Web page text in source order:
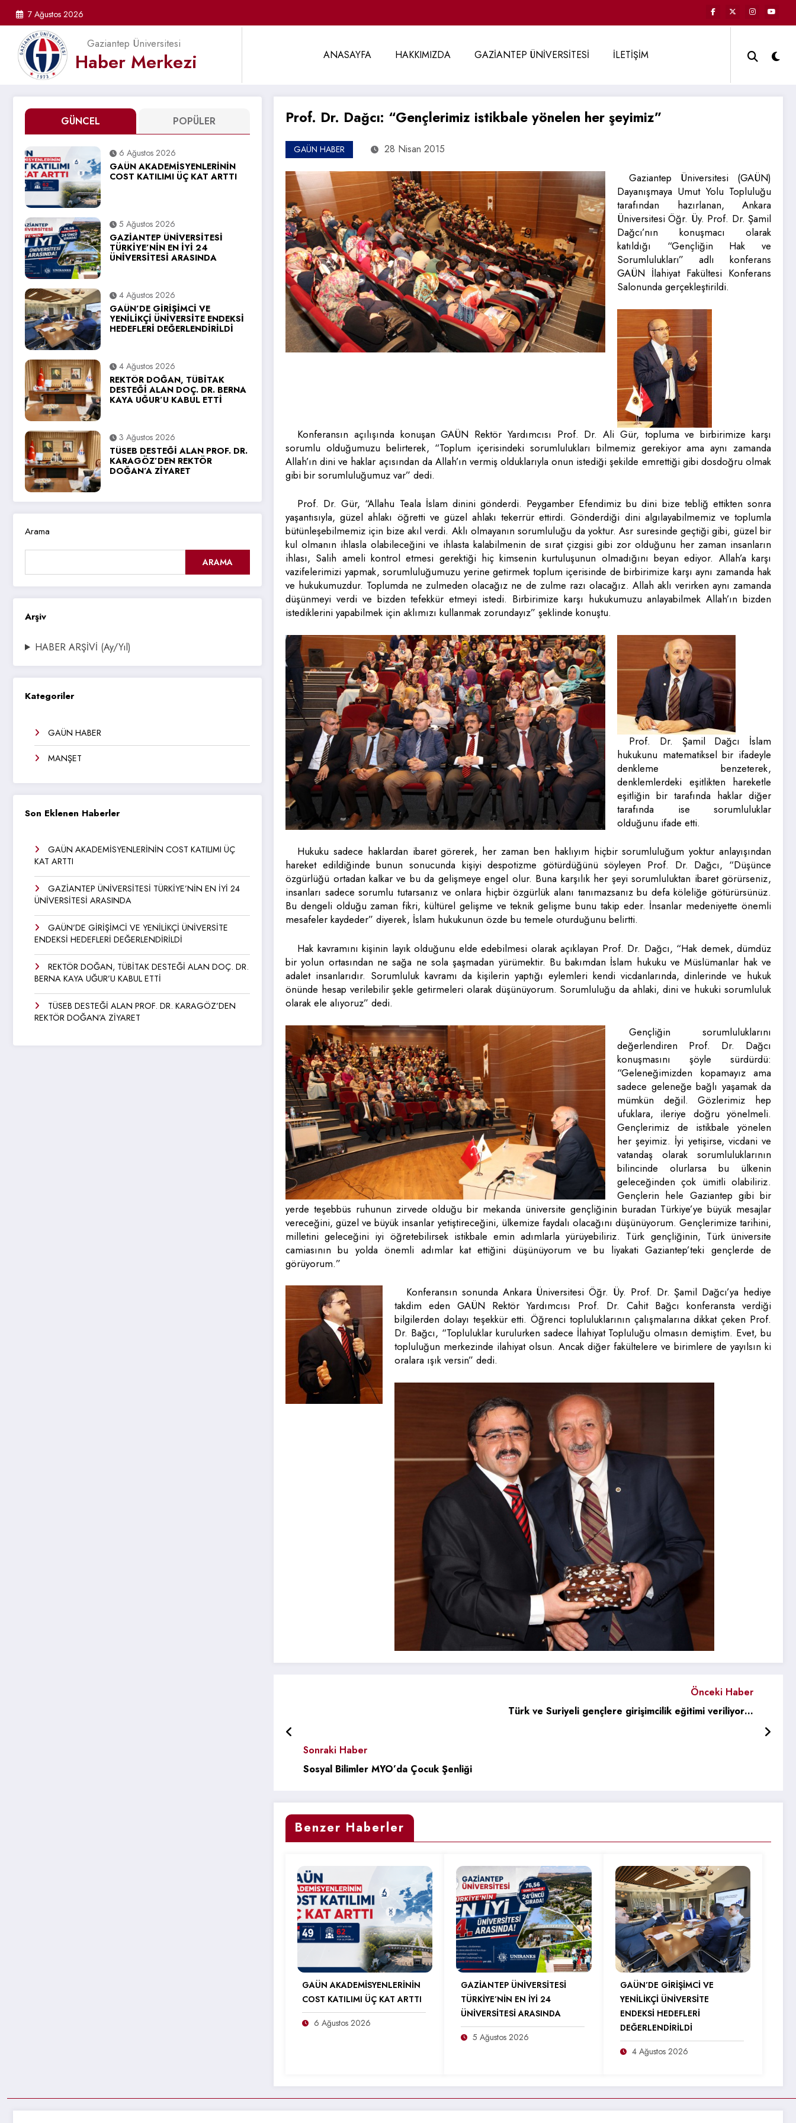
7 Ağustos 2026
Gaziantep Üniversitesi
Haber Merkezi ANASAYFA HAKKIMIZDA GAZİANTEP ÜNİVERSİTESİ İLETİŞİM
GÜNCEL POPÜLER
6 Ağustos 2026
GAÜN AKADEMİSYENLERİNİN
COST KATILIMI ÜÇ KAT ARTTI
5 Ağustos 2026
GAZİANTEP ÜNİVERSİTESİ
TÜRKİYE’NİN EN İYİ 24
ÜNİVERSİTESİ ARASINDA
4 Ağustos 2026
GAÜN’DE GİRİŞİMCİ VE
YENİLİKÇİ ÜNİVERSİTE ENDEKSİ
HEDEFLERİ DEĞERLENDİRİLDİ
4 Ağustos 2026
REKTÖR DOĞAN, TÜBİTAK
DESTEĞİ ALAN DOÇ. DR. BERNA
KAYA UĞUR’U KABUL ETTİ
3 Ağustos 2026
TÜSEB DESTEĞİ ALAN PROF. DR.
KARAGÖZ’DEN REKTÖR
DOĞAN’A ZİYARET
Arama
ARAMA
Arşiv
HABER ARŞİVİ (Ay/Yıl)
Kategoriler
GAÜN HABER
MANŞET
Son Eklenen Haberler
GAÜN AKADEMİSYENLERİNİN COST KATILIMI ÜÇ
KAT ARTTI
GAZİANTEP ÜNİVERSİTESİ TÜRKİYE’NİN EN İYİ 24
ÜNİVERSİTESİ ARASINDA
GAÜN’DE GİRİŞİMCİ VE YENİLİKÇİ ÜNİVERSİTE
ENDEKSİ HEDEFLERİ DEĞERLENDİRİLDİ
REKTÖR DOĞAN, TÜBİTAK DESTEĞİ ALAN DOÇ. DR.
BERNA KAYA UĞUR’U KABUL ETTİ
TÜSEB DESTEĞİ ALAN PROF. DR. KARAGÖZ’DEN
REKTÖR DOĞAN’A ZİYARET
Prof. Dr. Dağcı: “Gençlerimiz istikbale yönelen her şeyimiz”
GAÜN HABER 28 Nisan 2015
Gaziantep Üniversitesi (GAÜN)
Dayanışmaya Umut Yolu Topluluğu
tarafından hazırlanan, Ankara
Üniversitesi Öğr. Üy. Prof. Dr. Şamil
Dağcı’nın konuşmacı olarak
katıldığı “Gençliğin Hak ve
Sorumlulukları” adlı konferans
GAÜN İlahiyat Fakültesi Konferans
Salonunda gerçekleştirildi.
Konferansın açılışında konuşan GAÜN Rektör Yardımcısı Prof. Dr. Ali Gür, topluma ve birbirimize karşı
sorumlu olduğumuzu belirterek, “Toplum içerisindeki sorumlulukları bilmemiz gerekiyor ama aynı zamanda
Allah’ın dini ve haklar açısından da Allah’ın vermiş olduklarıyla onun istediği şekilde emrettiği gibi dosdoğru olmak
gibi bir sorumluluğumuz var” dedi.
Prof. Dr. Gür, “Allahu Teala İslam dinini gönderdi. Peygamber Efendimiz bu dini bize tebliğ ettikten sonra
yaşantısıyla, güzel ahlakı öğretti ve güzel ahlakı tekerrür ettirdi. Gönderdiği dini algılayabilmemiz ve toplumla
bütünleşebilmemiz için bize akıl verdi. Aklı olmayanın sorumluluğu da yoktur. Asr suresinde geçtiği gibi, güzel bir
kul olmanın ihlasla olabileceğini ve ihlasta kalabilmenin de sırat çizgisi gibi zor olduğunu her zaman insanların
ihlası, Salih ameli kontrol etmesi gerektiği hiç kimsenin kurtuluşunun olmadığını beyan ediyor. Allah’a karşı
vazifelerimizi yapmak, sorumluluğumuzu yerine getirmek toplum içerisinde de birbirimize karşı aynı zamanda hak
ve hukukumuzdur. Toplumda ne zulmeden olacağız ne de zulme razı olacağız. Allah aklı verirken aynı zamanda
düşünmeyi verdi ve bizden tefekkür etmeyi istedi. Birbirimize karşı hukukumuzu anlayabilmek Allah’ın bizden
istediklerini yapabilmek için aklımızı kullanmak zorundayız” şeklinde konuştu.
Prof. Dr. Şamil Dağcı İslam
hukukunu matematiksel bir ifadeyle
denkleme benzeterek,
denklemlerdeki eşitlikten hareketle
eşitliğin bir tarafında haklar diğer
tarafında ise sorumluluklar
olduğunu ifade etti.
Hukuku sadece haklardan ibaret görerek, her zaman ben haklıyım hiçbir sorumluluğum yoktur anlayışından
hareket edildiğinde bunun sonucunda kişiyi despotizme götürdüğünü söyleyen Prof. Dr. Dağcı, “Düşünce
özgürlüğü ortadan kalkar ve bu da gelişmeye engel olur. Buna karşılık her şeyi sorumluluktan ibaret görürseniz,
insanları sadece sorumlu tutarsanız ve onlara hiçbir özgürlük alanı tanımazsanız bu defa köleliğe götürürsünüz.
Bu dengeli olduğu zaman fikri, kültürel gelişme ve teknik gelişme bunu takip eder. İnsanlar medeniyette önemli
mesafeler kaydeder” diyerek, İslam hukukunun özde bu temele oturduğunu belirtti.
Hak kavramını kişinin layık olduğunu elde edebilmesi olarak açıklayan Prof. Dr. Dağcı, “Hak demek, dümdüz
bir yolun ortasından ne sağa ne sola şaşmadan yürümektir. Bu bakımdan İslam hukuku ve Müslümanlar hak ve
adalet insanlarıdır. Sorumluluk kavramı da kişilerin yaptığı eylemleri kendi vicdanlarında, dinlerinde ve hukuk
önünde hesap verilebilir şekle getirmeleri olarak düşünüyorum. Sorumluluğu da ahlaki, dini ve hukuki sorumluluk
olarak ele alıyoruz” dedi.
Gençliğin sorumluluklarını
değerlendiren Prof. Dr. Dağcı
konuşmasını şöyle sürdürdü:
“Geleneğimizden kopamayız ama
sadece geleneğe bağlı yaşamak da
mümkün değil. Gözlerimiz hep
ufuklara, ileriye doğru yönelmeli.
Gençlerimiz de istikbale yönelen
her şeyimiz. İyi yetişirse, vicdani ve
vatandaş olarak sorumluluklarının
bilincinde olurlarsa bu ülkenin
geleceğinden çok ümitli olabiliriz.
Gençlerin hele Gaziantep gibi bir
yerde teşebbüs ruhunun zirvede olduğu bir mekanda üniversite gençliğinin buradan Türkiye’ye büyük mesajlar
vereceğini, güzel ve büyük insanlar yetiştireceğini, ülkemize faydalı olacağını düşünüyorum. Gençlerimize tarihini,
milletini geleceğini iyi öğretebilirsek istikbale emin adımlarla yürüyebiliriz. Türk gençliğinin, Türk üniversite
camiasının bu yolda önemli adımlar kat ettiğini düşünüyorum ve bu liyakati Gaziantep’teki gençlerde de
görüyorum.”
Konferansın sonunda Ankara Üniversitesi Öğr. Üy. Prof. Dr. Şamil Dağcı’ya hediye
takdim eden GAÜN Rektör Yardımcısı Prof. Dr. Cahit Bağcı konferansta verdiği
bilgilerden dolayı teşekkür etti. Öğrenci topluluklarının çalışmalarına dikkat çeken Prof.
Dr. Bağcı, “Topluluklar kurulurken sadece İlahiyat Topluluğu olmasın demiştim. Evet, bu
topluluğun merkezinde ilahiyat olsun. Ancak diğer fakültelere ve birimlere de yayılsın ki
oralara ışık versin” dedi.
Önceki Haber
Türk ve Suriyeli gençlere girişimcilik eğitimi veriliyor…
Sonraki Haber
Sosyal Bilimler MYO’da Çocuk Şenliği
Benzer Haberler
GAÜN AKADEMİSYENLERİNİN
COST KATILIMI ÜÇ KAT ARTTI
6 Ağustos 2026
GAZİANTEP ÜNİVERSİTESİ
TÜRKİYE’NİN EN İYİ 24
ÜNİVERSİTESİ ARASINDA
5 Ağustos 2026
GAÜN’DE GİRİŞİMCİ VE
YENİLİKÇİ ÜNİVERSİTE
ENDEKSİ HEDEFLERİ
DEĞERLENDİRİLDİ
4 Ağustos 2026